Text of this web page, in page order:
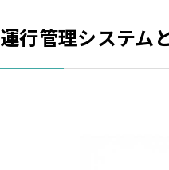
運行管理システム